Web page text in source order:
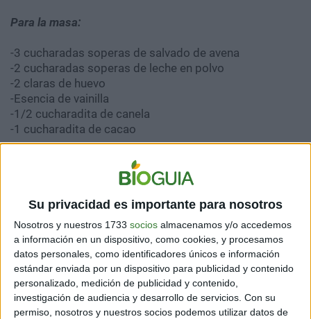
Su privacidad es importante para nosotros
Nosotros y nuestros 1733 socios almacenamos y/o accedemos
a información en un dispositivo, como cookies, y procesamos
datos personales, como identificadores únicos e información
estándar enviada por un dispositivo para publicidad y contenido
personalizado, medición de publicidad y contenido,
investigación de audiencia y desarrollo de servicios. Con su
permiso, nosotros y nuestros socios podemos utilizar datos de
Para la masa:
-3 cucharadas soperas de salvado de avena
-2 cucharadas soperas de leche en polvo
-2 claras de huevo
-Esencia de vainilla
-1/2 cucharadita de canela
-1 cucharadita de cacao